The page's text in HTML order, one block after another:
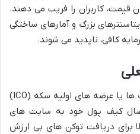
قیمت، کاربران را فریب می دهند.
بزرگ و آمارهای ساختگی
کافی، ناپدید می شوند.
برخی پروژه ها با برگزاری ایردراپ ها یا عرضه های اولیه سکه (ICO)
کیف پول خود به سایت های
برای دریافت توکن های بی ارزش